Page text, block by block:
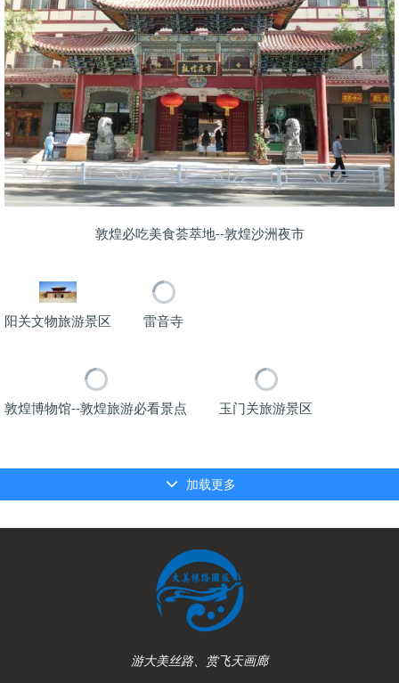
敦煌必吃美食荟萃地--敦煌沙洲夜市
阳关文物旅游景区 雷音寺
敦煌博物馆--敦煌旅游必看景点 玉门关旅游景区
加载更多
游大美丝路、赏飞天画廊